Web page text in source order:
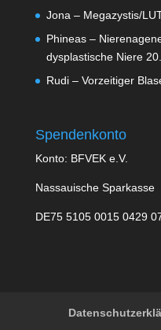
Jona – Megazystis/
Phineas –
dysplastische Niere
Rudi – Vorzeitiger
Spendenkonto
Konto: BFVEK e.V.
Nassauische Sparkasse
DE75 5105 0015 0429